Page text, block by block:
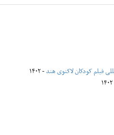
فیلم کودکان لاکنوی هند- ۱۴۰۲